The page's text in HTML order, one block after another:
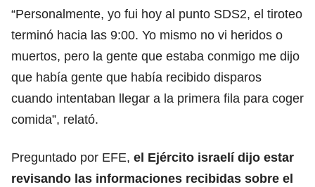
“Personalmente, yo fui hoy al punto SDS2, el tiroteo
terminó hacia las 9:00. Yo mismo no vi heridos o
muertos, pero la gente que estaba conmigo me dijo
que había gente que había recibido disparos
cuando intentaban llegar a la primera fila para coger
comida”, relató.
Preguntado por EFE, el Ejército israelí dijo estar
revisando las informaciones recibidas sobre el